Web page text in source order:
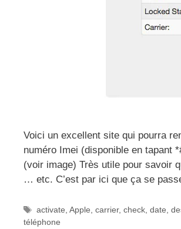
Voici un excellent site qui pourra
numéro Imei (disponible en tapant
(voir image) Très utile pour savoir
… etc. C’est par ici que ça se
Étiquettes
activate, Apple, carrier, check, date,
téléphone